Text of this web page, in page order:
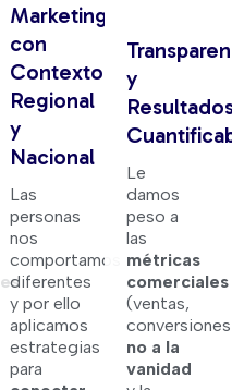
Marketing
con
Contexto
Regional
y
Nacional
Las
personas
nos
comportamos
diferentes
y por ello
aplicamos
estrategias
para
y
Le
damos
peso a
las
métricas
comerciales
(ventas,
no a la
vanidad